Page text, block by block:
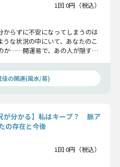
1回 0円（税込）
からずに不安になってしまうのは
な状況の中にいて、あなたのこ
か……開運易で、あの人が隠す本
佳の開運(風水/易)
が分かる】私はキープ？ 脈ア
の存在と今後
1回 0円（税込）